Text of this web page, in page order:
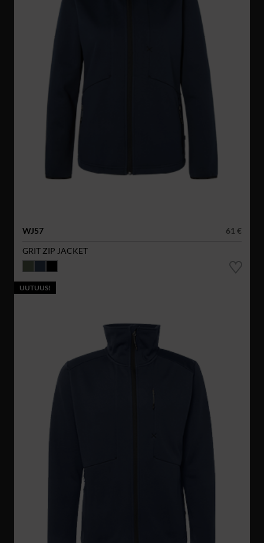
WJ57
61 €
GRIT ZIP JACKET
UUTUUS!